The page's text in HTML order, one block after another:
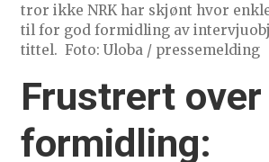
tror ikke NRK har skjønt hvor
til for god formidling av
tittel. Foto: Uloba / pressemelding
Frustrert over
formidling: